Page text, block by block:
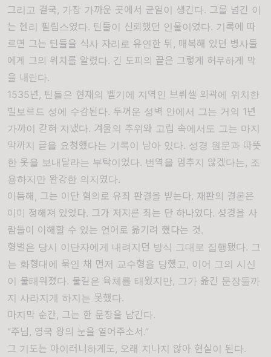
그리고 결국, 가장 가까운 곳에서 균열이 생긴다. 그를 넘긴 이
는 헨리 필립스였다. 틴들이 신뢰했던 인물이었다. 기록에 따
르면 그는 틴들을 식사 자리로 유인한 뒤, 매복해 있던 병사들
에게 그의 위치를 알렸다. 긴 도피의 끝은 그렇게 허무하게 막
을 내린다.
1535년, 틴들은 현재의 벨기에 지역인 브뤼셀 외곽에 위치한
빌보르드 성에 수감된다. 두꺼운 성벽 안에서 그는 거의 1년
가까이 갇혀 지냈다. 겨울의 추위와 고립 속에서도 그는 마지
막까지 글을 요청했다는 기록이 남아 있다. 성경 원문과 따뜻
한 옷을 보내달라는 부탁이었다. 번역을 멈추지 않겠다는, 조
용하지만 완강한 의지였다.
이듬해, 그는 이단 혐의로 유죄 판결을 받는다. 재판의 결론은
이미 정해져 있었다. 그가 저지른 죄는 단 하나였다. 성경을 사
람들이 이해할 수 있는 언어로 옮기려 했다는 것.
형벌은 당시 이단자에게 내려지던 방식 그대로 집행됐다. 그
는 화형대에 묶인 채 먼저 교수형을 당했고, 이어 그의 시신
이 불태워졌다. 불길은 육체를 태웠지만, 그가 옮긴 문장들까
지 사라지게 하지는 못했다.
마지막 순간, 그는 한 문장을 남긴다.
“주님, 영국 왕의 눈을 열어주소서.”
그 기도는 아이러니하게도, 오래 지나지 않아 현실이 된다.